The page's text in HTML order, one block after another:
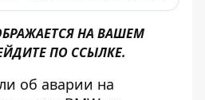
НА ВАШЕМ
ПО ССЫЛКЕ.
об аварии на